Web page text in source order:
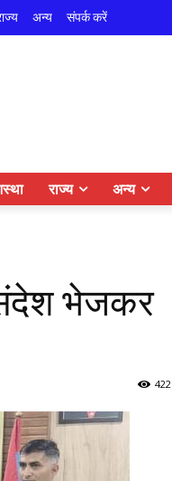
अन्य संपर्क करें
राज्य अन्य
संदेश भेजकर
422